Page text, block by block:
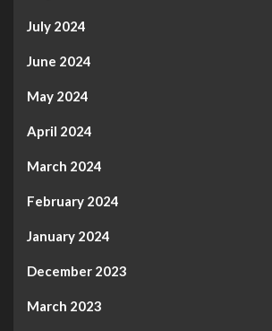
July 2024
June 2024
May 2024
April 2024
March 2024
February 2024
January 2024
December 2023
March 2023